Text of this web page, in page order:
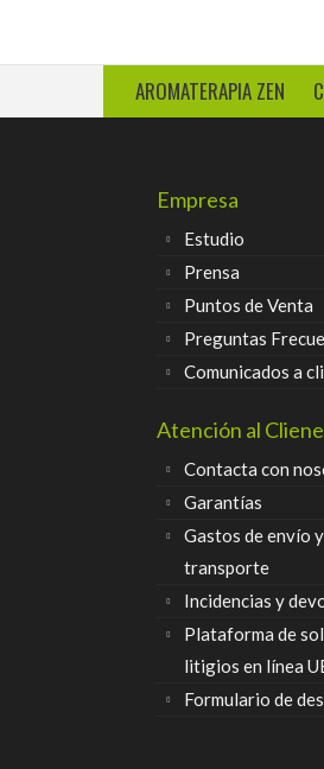
AROMATERAPIA ZEN
Empresa
Estudio
Prensa
Puntos de Venta
Preguntas
Comunicados a
Atención al Cliene
Contacta con
Garantías
Gastos de envío y
transporte
Incidencias y
Plataforma de
litigios en línea
Formulario de